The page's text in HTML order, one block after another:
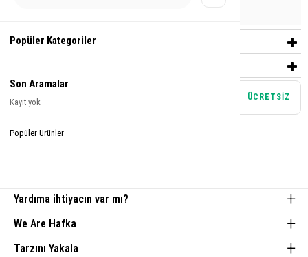
YORUMLAR(0)
ÜCRETSİZ
Yardıma ihtiyacın var mı?
We Are Hafka
Tarzını Yakala
Popüler Kategoriler
Son Aramalar
Kayıt yok
Popüler Ürünler